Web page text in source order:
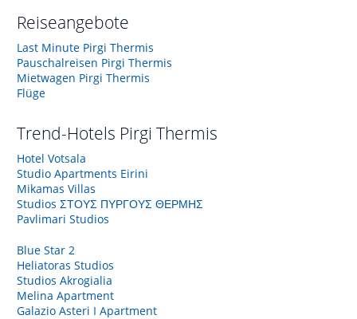
Reiseangebote
Last Minute Pirgi Thermis
Pauschalreisen Pirgi Thermis
Mietwagen Pirgi Thermis
Flüge
Trend-Hotels Pirgi Thermis
Hotel Votsala
Studio Apartments Eirini
Mikamas Villas
Studios ΣΤΟΥΣ ΠΥΡΓΟΥΣ ΘΕΡΜΗΣ
Pavlimari Studios
Blue Star 2
Heliatoras Studios
Studios Akrogialia
Melina Apartment
Galazio Asteri I Apartment